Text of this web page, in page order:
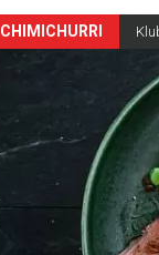
CHIMICHURRI